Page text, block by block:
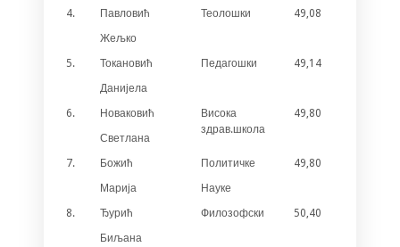
4.
Павловић
Жељко
Теолошки 49,08
5.
Токановић
Данијела
Педагошки 49,14
6.
Новаковић
Светлана
Висока
здрав.школа
49,80
7.
Божић
Марија
Политичке
Науке
49,80
8.
Ђурић
Биљана
Филозофски 50,40